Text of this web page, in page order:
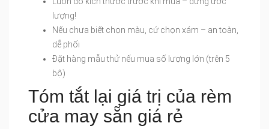
lượng!
Nếu chưa biết chọn màu, cứ chọn xám – an toàn,
dễ phối
Đặt hàng mẫu thử nếu mua số lượng lớn (trên 5
bộ)
Tóm tắt lại giá trị của rèm
cửa may sẵn giá rẻ